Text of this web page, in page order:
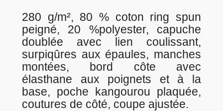
280 g/m², 80 % coton ring spun
peigné, 20 %polyester, capuche
doublée avec lien coulissant,
surpiqûres aux épaules, manches
montées, bord côte avec
élasthane aux poignets et à la
base, poche kangourou plaquée,
coutures de côté, coupe ajustée.